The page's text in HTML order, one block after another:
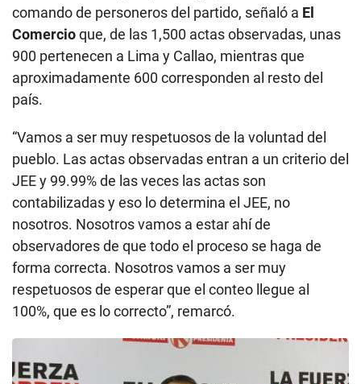
comando de personeros del partido, señaló a El
Comercioque, de las 1,500 actas observadas, unas
900 pertenecen a Lima y Callao, mientras que
aproximadamente 600 corresponden al resto del
país.
“Vamos a ser muy respetuosos de la voluntad del
pueblo. Las actas observadas entran a un criterio del
JEE y 99.99% de las veces las actas son
contabilizadas y eso lo determina el JEE, no
nosotros. Nosotros vamos a estar ahí de
observadores de que todo el proceso se haga de
forma correcta. Nosotros vamos a ser muy
respetuosos de esperar que el conteo llegue al
100%, que es lo correcto”, remarcó.